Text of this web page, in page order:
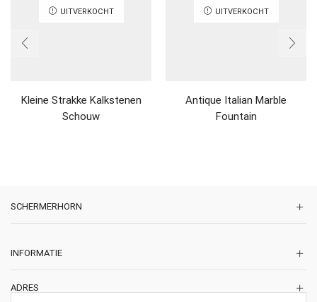
UITVERKOCHT
Kleine Strakke Kalkstenen
Schouw
UITVERKOCHT
Antique Italian Marble
Fountain
SCHERMERHORN
INFORMATIE
ADRES